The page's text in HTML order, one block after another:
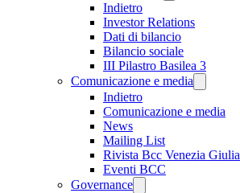
Indietro
Investor Relations
Dati di bilancio
Bilancio sociale
III Pilastro Basilea 3
Comunicazione e media
Indietro
Comunicazione e media
News
Mailing List
Rivista Bcc Venezia Giulia
Eventi BCC
Governance